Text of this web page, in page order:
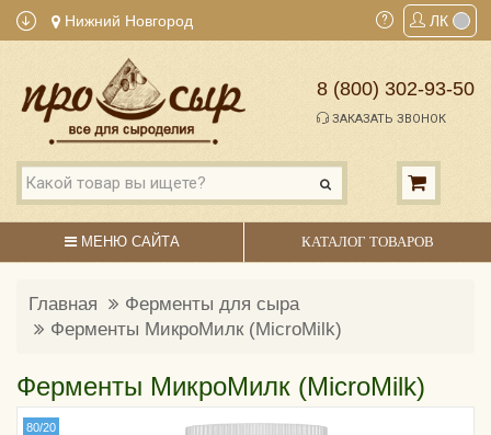
Нижний Новгород ЛК
8 (800) 302-93-50
ЗАКАЗАТЬ ЗВОНОК
МЕНЮ САЙТА КАТАЛОГ ТОВАРОВ
Главная
Ферменты для сыра
Ферменты МикроМилк (MicroMilk)
Ферменты МикроМилк (MicroMilk)
80/20